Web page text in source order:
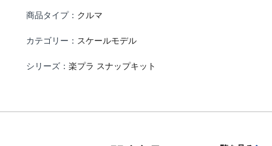
商品タイプ： クルマ
カテゴリー： スケールモデル
シリーズ： 楽プラ スナップキット